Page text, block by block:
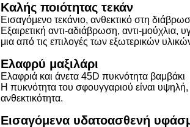
Καλής ποιότητας τεκάν
Εισαγόμενο τεκάνιο, ανθεκτικό στη
Εξαιρετική αντι-αδιάβρωση, αντι-
μια από τις επιλογές των εξωτερικών
Ελαφρύ μαξιλάρι
Ελαφριά και άνετα 45D πυκνότητα βαμβάκι
Η πυκνότητα του σφουγγαριού είναι υψηλή,
ανθεκτικότητα.
Εισαγόμενα υδατοασθενή